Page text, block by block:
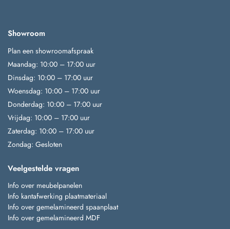
Showroom
Plan een showroomafspraak
Maandag: 10:00 – 17:00 uur
Dinsdag: 10:00 – 17:00 uur
Woensdag: 10:00 – 17:00 uur
Donderdag: 10:00 – 17:00 uur
Vrijdag: 10:00 – 17:00 uur
Zaterdag: 10:00 – 17:00 uur
Zondag: Gesloten
Veelgestelde vragen
Info over meubelpanelen
Info kantafwerking plaatmateriaal
Info over gemelamineerd spaanplaat
Info over gemelamineerd MDF